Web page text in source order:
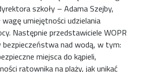
szkoły – Adama Szejby,
umiejętności udzielania
Następnie przedstawiciele WOPR
nad wodą, w tym:
miejsca do kąpieli,
ratownika na plaży, jak unikać